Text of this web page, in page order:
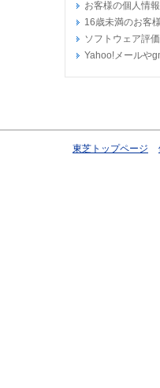
お客様の個人情
16歳未満のお客
ソフトウェア評
Yahoo!メールや
東芝トップページ